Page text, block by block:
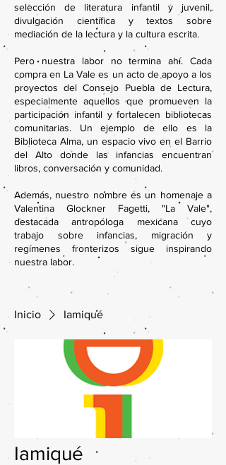
selección de literatura infantil y juvenil,
divulgación científica y textos sobre
mediación de la lectura y la cultura escrita.
Pero nuestra labor no termina ahí. Cada
compra en La Vale es un acto de apoyo a los
proyectos del Consejo Puebla de Lectura,
especialmente aquellos que promueven la
participación infantil y fortalecen bibliotecas
comunitarias. Un ejemplo de ello es la
Biblioteca Alma, un espacio vivo en el Barrio
del Alto donde las infancias encuentran
libros, conversación y comunidad.
Además, nuestro nombre es un homenaje a
Valentina Glockner Fagetti, "La Vale",
destacada antropóloga mexicana cuyo
trabajo sobre infancias, migración y
regímenes fronterizos sigue inspirando
nuestra labor.
Inicio Iamiqué
Iamiqué